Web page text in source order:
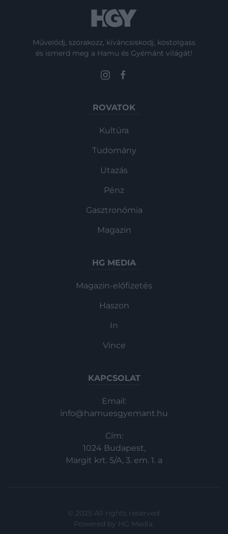
Művelődj, szórakozz, kíváncsiskodj, kóstolgass
és ismerd meg a Hamu és Gyémánt világát!
ROVATOK
Kultúra
Tudomány
Utazás
Pénz
Gasztronómia
Magazin
HG MEDIA
Magazin-előfizetés
Haszon
In
Vince
KAPCSOLAT
Email:
info@hamuesgyemant.hu
Cím:
1024 Budapest,
Margit krt. 5/A, 3. em. 1. a
© 2025 All rights reserved.
Powered by HG Media